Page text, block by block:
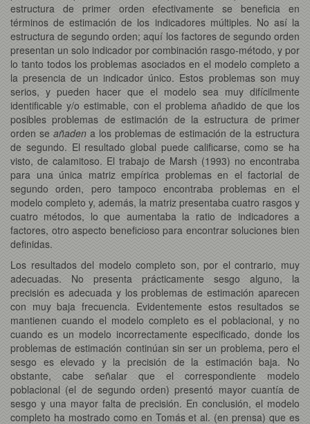
estructura de primer orden efectivamente se beneficia en
términos de estimación de los indicadores múltiples. No así la
estructura de segundo orden; aquí los factores de segundo orden
presentan un solo indicador por combinación rasgo-método, y por
lo tanto todos los problemas asociados en el modelo completo a
la presencia de un indicador único. Estos problemas son muy
serios, y pueden hacer que el modelo sea muy difícilmente
identificable y/o estimable, con el problema añadido de que los
posibles problemas de estimación de la estructura de primer
orden se añaden a los problemas de estimación de la estructura
de segundo. El resultado global puede calificarse, como se ha
visto, de calamitoso. El trabajo de Marsh (1993) no encontraba
para una única matriz empírica problemas en el factorial de
segundo orden, pero tampoco encontraba problemas en el
modelo completo y, además, la matriz presentaba cuatro rasgos y
cuatro métodos, lo que aumentaba la ratio de indicadores a
factores, otro aspecto beneficioso para encontrar soluciones bien
definidas.
Los resultados del modelo completo son, por el contrario, muy
adecuadas. No presenta prácticamente sesgo alguno, la
precisión es adecuada y los problemas de estimación aparecen
con muy baja frecuencia. Evidentemente estos resultados se
mantienen cuando el modelo completo es el poblacional, y no
cuando es un modelo incorrectamente especificado, donde los
problemas de estimación continúan sin ser un problema, pero el
sesgo es elevado y la precisión de la estimación baja. No
obstante, cabe señalar que el correspondiente modelo
poblacional (el de segundo orden) presentó mayor cuantía de
sesgo y una mayor falta de precisión. En conclusión, el modelo
completo ha mostrado como en Tomás et al. (en prensa) que es